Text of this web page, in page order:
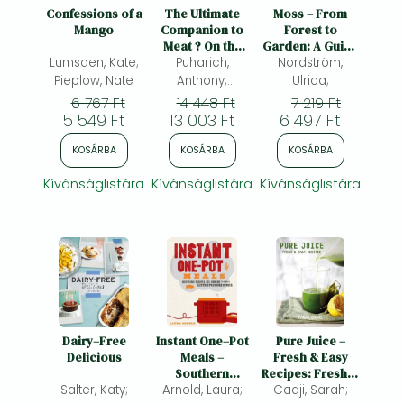
Frieren manga
Bleach manga
One-Punch Man manga
Confessions of a
Mango
Lumsden, Kate;
Pieplow, Nate
6 767 Ft
5 549 Ft
KOSÁRBA
Kívánságlistára
The Ultimate
Companion to
Meat ? On the
Farm, At the
Butcher, In the
Kitchen
Puharich,
Anthony;
Travers, Libby;
Bourdain,
Anthony;
14 448 Ft
13 003 Ft
KOSÁRBA
Kívánságlistára
Moss – From
Forest to
Garden: A Guide
to the Hidden
World of Moss
Nordström,
Ulrica;
7 219 Ft
6 497 Ft
KOSÁRBA
Kívánságlistára
Dairy–Free
Delicious
Salter, Katy;
Instant One–Pot
Meals –
Southern
Recipes for the
Arnold, Laura;
Pure Juice –
Fresh & Easy
Recipes: Fresh &
Easy Recipes
Cadji, Sarah;